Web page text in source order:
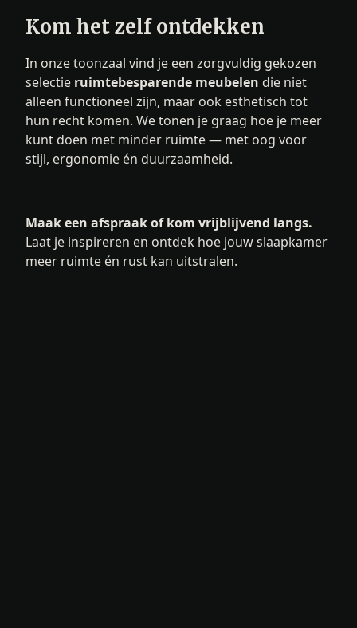
Kom het zelf ontdekken
In onze toonzaal vind je een zorgvuldig gekozen
selectie ruimtebesparende meubelen die niet
alleen functioneel zijn, maar ook esthetisch tot
hun recht komen. We tonen je graag hoe je meer
kunt doen met minder ruimte — met oog voor
stijl, ergonomie én duurzaamheid.
Maak een afspraak of kom vrijblijvend langs.
Laat je inspireren en ontdek hoe jouw slaapkamer
meer ruimte én rust kan uitstralen.